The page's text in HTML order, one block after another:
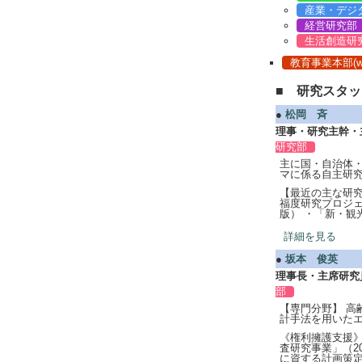
産業・デジ
経営研究部
生活創造研
教育事業本部
■ 研究スタッ
● 松岡 斉
理事・研究主幹
研究部
主に国・自治体
マに係る自主研
【最近の主な研
福度研究プロジ
版） ・「新・観
詳細を見る
● 坂本 俊英
理事長・主席研究
部
【専門分野】
計手法を用いた
《権利擁護支援
査研究事業」（
に資する計画策